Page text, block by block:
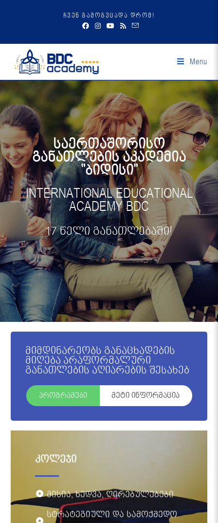
ჩვენ გამოგვცადა დრომ!
Menu
საერთაშორისო
განათლების აკადემია
"ბიდისი"
INTERNATIONAL EDUCATIONAL
ACADEMY BDC
17 წელი განათლებაში!
მიმდინარეობს განაცხადების
მიღება არაფორმალური
განათლების აღიარების შესახებ
პროგრამები მეტი ინფორმაცია
კოლეჯი
მისია, ხედვა, ღირებულებები
სტრატეგიული და სამოქმედო